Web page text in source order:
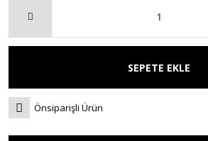
SEPETE EKLE
Önsiparişli Ürün